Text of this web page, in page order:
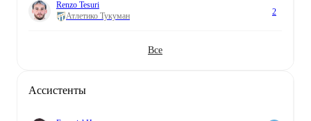
Renzo Tesuri
Атлетико Тукуман
2
Все
Aссистенты